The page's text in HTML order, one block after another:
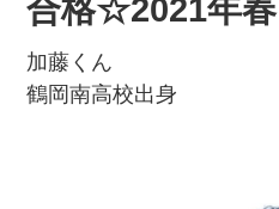
合格☆2021年春
加藤くん
鶴岡南高校出身